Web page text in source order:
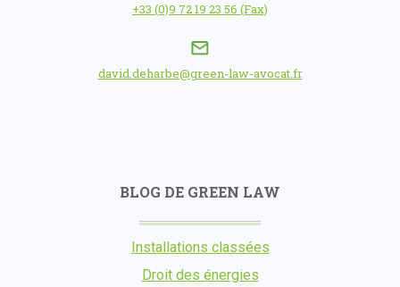
+33 (0)9 72 19 23 56 (Fax)
david.deharbe@green-law-avocat.fr
BLOG DE GREEN LAW
Installations classées
Droit des énergies